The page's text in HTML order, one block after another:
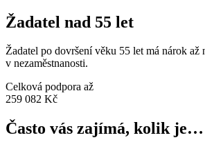
Žadatel nad 55 let
Žadatel po dovršení věku 55 let má nárok až
v nezaměstnanosti.
Celková podpora až
259 082 Kč
Často vás zajímá, kolik je…